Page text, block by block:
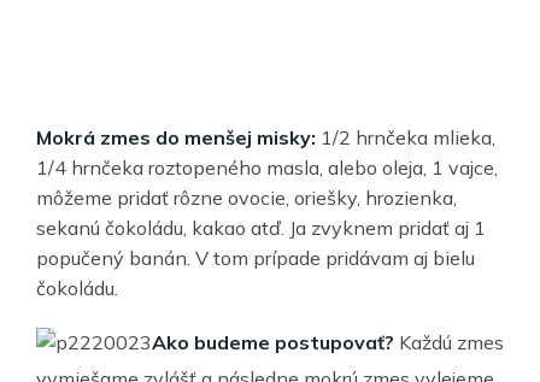
Mokrá zmes do menšej misky: 1/2 hrnčeka mlieka,
1/4 hrnčeka roztopeného masla, alebo oleja, 1 vajce,
môžeme pridať rôzne ovocie, oriešky, hrozienka,
sekanú čokoládu, kakao atď. Ja zvyknem pridať aj 1
popučený banán. V tom prípade pridávam aj bielu
čokoládu.
Ako budeme postupovať? Každú zmes